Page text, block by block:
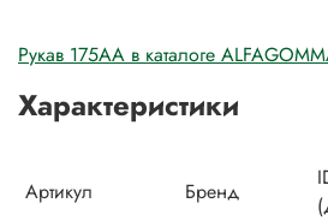
Рукав 175AA в каталоге
Характеристики
Артикул Бренд